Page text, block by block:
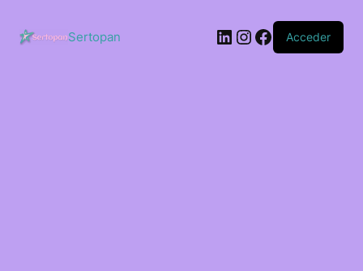
contenido
Sertopan LinkedIn
Instagram
Facebook
Acceder